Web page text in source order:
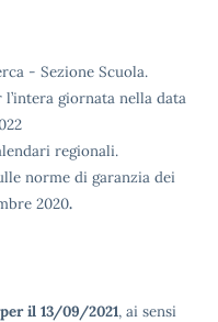
- Sezione Scuola.
l’intera giornata nella data
regionali.
norme di garanzia dei
2020.
il 13/09/2021, ai sensi